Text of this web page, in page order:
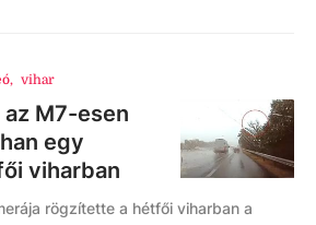
, vihar
M7-esen
egy
viharban
rögzítette a hétfői viharban a